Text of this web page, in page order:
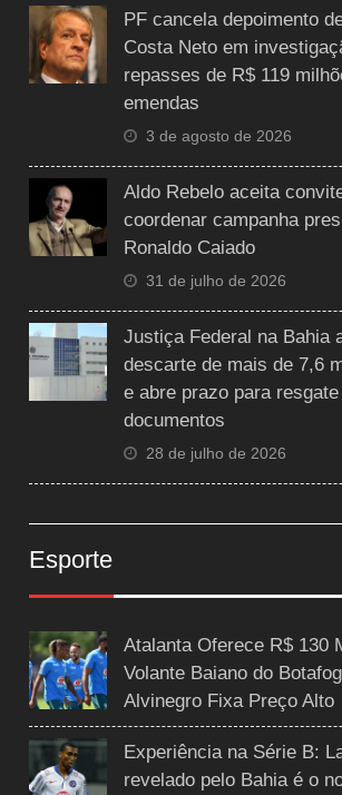
PF cancela depoimento
Costa Neto em
repasses de R$ 119
emendas
3 de agosto de 2026
Aldo Rebelo aceita
coordenar campanha
Ronaldo Caiado
31 de julho de 2026
Justiça Federal na Bahia
descarte de mais de 7,6
e abre prazo para
documentos
28 de julho de 2026
Esporte
Atalanta Oferece R$ 130
Volante Baiano do
Alvinegro Fixa Preço Alto
Experiência na Série B:
revelado pelo Bahia é o